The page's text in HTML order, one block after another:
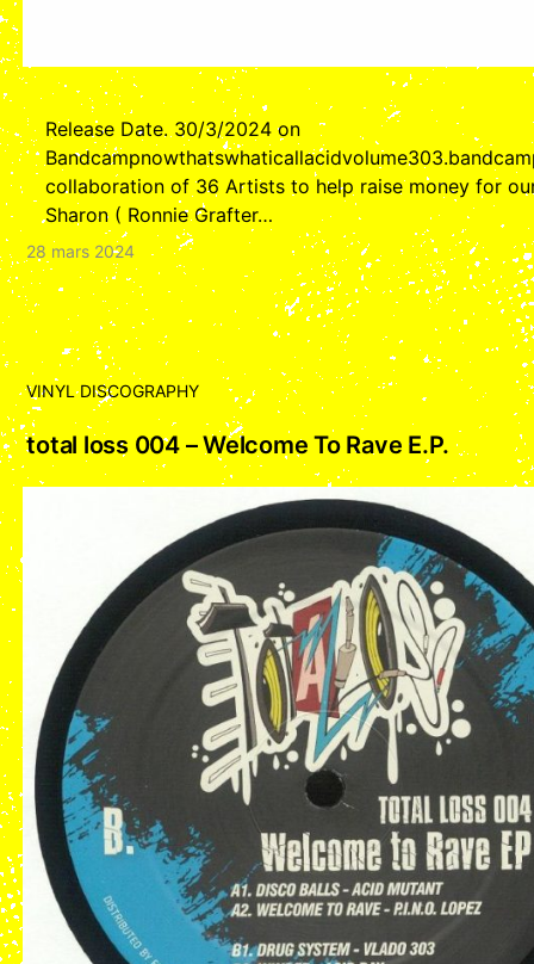
Release Date. 30/3/2024 on
collaboration of 36 Artists to help raise money for
Sharon ( Ronnie Grafter…
28 mars 2024
VINYL DISCOGRAPHY
total loss 004 – Welcome To Rave E.P.